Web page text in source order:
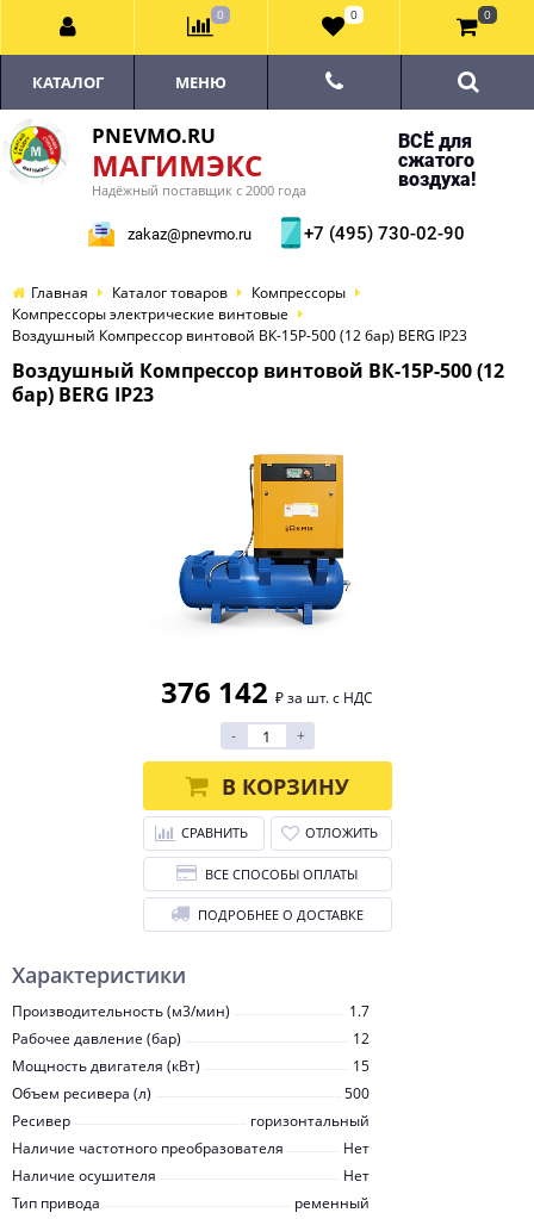
PNEVMO.RU
МАГИМЭКС
Надёжный поставщик с 2000 года
ВСЁ для
сжатого
воздуха!
zakaz@pnevmo.ru +7 (495) 730-02-90
КАТАЛОГ МЕНЮ
Главная Каталог товаров
Компрессоры
Компрессоры электрические винтовые
Воздушный Компрессор винтовой ВК-15Р-500 (12 бар) BERG IP23
Воздушный Компрессор винтовой ВК-15Р-500 (12
бар) BERG IP23
Характеристики
Производительность (м3/мин)
1.7
Рабочее давление (бар)
12
Мощность двигателя (кВт)
15
Объем ресивера (л)
500
Ресивер
горизонтальный
Наличие частотного преобразователя
Нет
Наличие осушителя
Нет
Тип привода
ременный
376 142 ₽ за шт. с НДС
-
+
В КОРЗИНУ
СРАВНИТЬ ОТЛОЖИТЬ
ВСЕ СПОСОБЫ ОПЛАТЫ
ПОДРОБНЕЕ О ДОСТАВКЕ
0 0 0